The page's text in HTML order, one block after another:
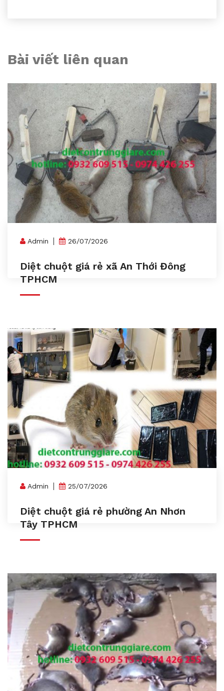
Bài viết liên quan
Admin 26/07/2026
Diệt chuột giá rẻ xã An Thới Đông
TPHCM
Admin 25/07/2026
Diệt chuột giá rẻ phường An Nhơn
Tây TPHCM